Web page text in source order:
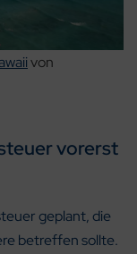
von
vorerst
geplant, die
betreffen sollte.